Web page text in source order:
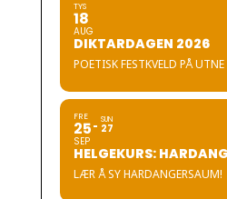
TYS
18
AUG
DIKTARDAGEN 2026
POETISK FESTKVELD PÅ UTNE
FRE
25
SEP
SUN
27
HELGEKURS:
LÆR Å SY HARDANGERSAUM!